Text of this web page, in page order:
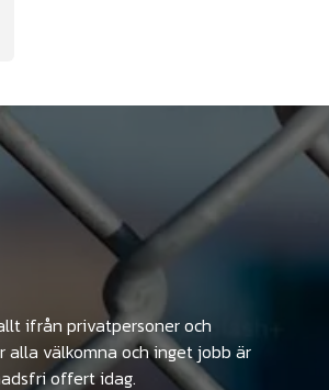
ifrån privatpersoner och
alla välkomna och inget jobb är
offert idag.